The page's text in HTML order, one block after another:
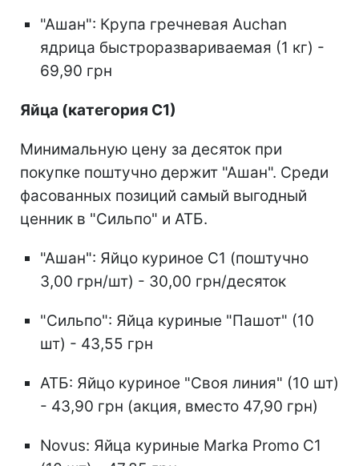
"Ашан": Крупа гречневая Auchan
ядрица быстроразвариваемая (1 кг) -
69,90 грн
Яйца (категория С1)
Минимальную цену за десяток при
покупке поштучно держит "Ашан". Среди
фасованных позиций самый выгодный
ценник в "Сильпо" и АТБ.
"Ашан": Яйцо куриное С1 (поштучно
3,00 грн/шт) - 30,00 грн/десяток
"Сильпо": Яйца куриные "Пашот" (10
шт) - 43,55 грн
АТБ: Яйцо куриное "Своя линия" (10 шт)
- 43,90 грн (акция, вместо 47,90 грн)
Novus: Яйца куриные Marka Promo С1